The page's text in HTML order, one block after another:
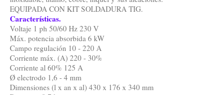
EQUIPADA CON KIT SOLDADURA TIG.
Características.
Voltaje 1 ph 50/60 Hz 230 V
Máx. potencia absorbida 6 kW
Campo regulación 10 - 220 A
Corriente máx. (A) 220 - 30%
Corriente al 60% 125 A
Ø electrodo 1,6 - 4 mm
Dimensiones (l x an x al) 430 x 176 x 340 mm